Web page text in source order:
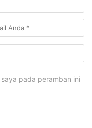
pada peramban ini